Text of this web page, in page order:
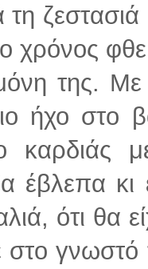
τη
χρόνος
της. Με
ήχο στο
καρδιάς
έβλεπα κι
ότι θα
στο